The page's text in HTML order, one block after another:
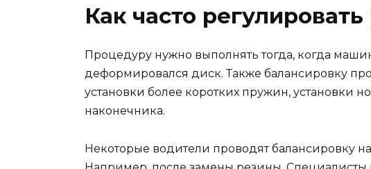
Как часто
Процедуру нужно выполнять тогда, когда
деформировался диск. Также балансировку
установки более коротких пружин, установки
наконечника.
Некоторые водители проводят балансировку